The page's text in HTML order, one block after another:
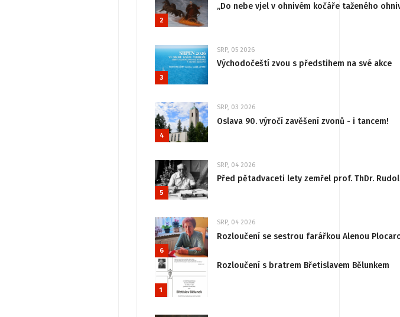
2
„Do nebe vjel v ohnivém kočáře taženého
3
SRP, 05 2026
Východočeští zvou s předstihem na své akce
4
SRP, 03 2026
Oslava 90. výročí zavěšení zvonů - i tancem!
5
SRP, 04 2026
Před pětadvaceti lety zemřel prof. ThDr.
6
SRP, 04 2026
Rozloučení se sestrou farářkou Alenou
1
Rozloučení s bratrem Břetislavem Bělunkem